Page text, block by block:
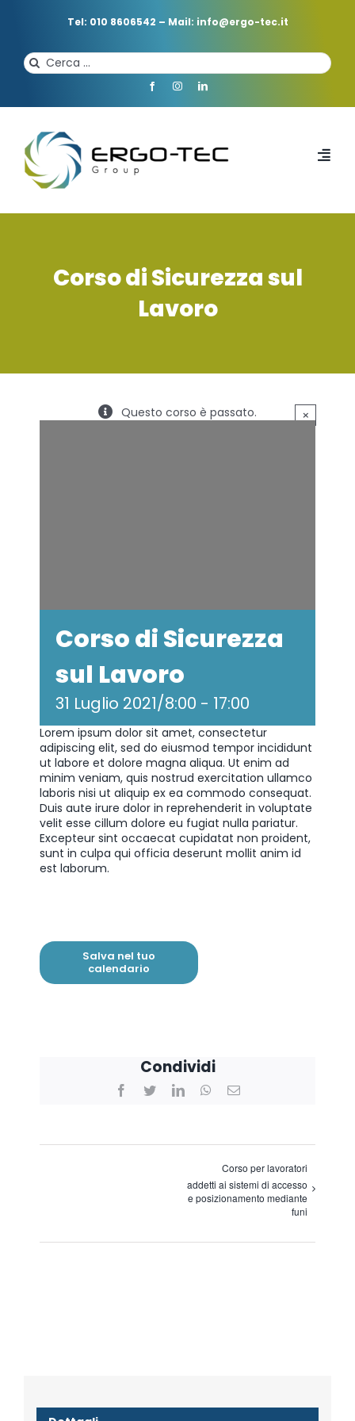
Tel: 010 8606542 – Mail: info@ergo-tec.it
Cerca
per:
HOME
CHI SIAMO
SERVIZI
FORMAZIONE
Corso di Sicurezza sul
Lavoro
Questo corso è passato. ×
Corso di Sicurezza
sul Lavoro
31 Luglio 2021/8:00 - 17:00
Lorem ipsum dolor sit amet, consectetur
adipiscing elit, sed do eiusmod tempor incididunt
ut labore et dolore magna aliqua. Ut enim ad
minim veniam, quis nostrud exercitation ullamco
laboris nisi ut aliquip ex ea commodo consequat.
Duis aute irure dolor in reprehenderit in voluptate
velit esse cillum dolore eu fugiat nulla pariatur.
Excepteur sint occaecat cupidatat non proident,
sunt in culpa qui officia deserunt mollit anim id
est laborum.
Salva nel tuo
calendario
Condividi
Facebook
Twitter LinkedInWhatsApp
Corso per lavoratori
addetti ai sistemi di accesso
e posizionamento mediante
funi